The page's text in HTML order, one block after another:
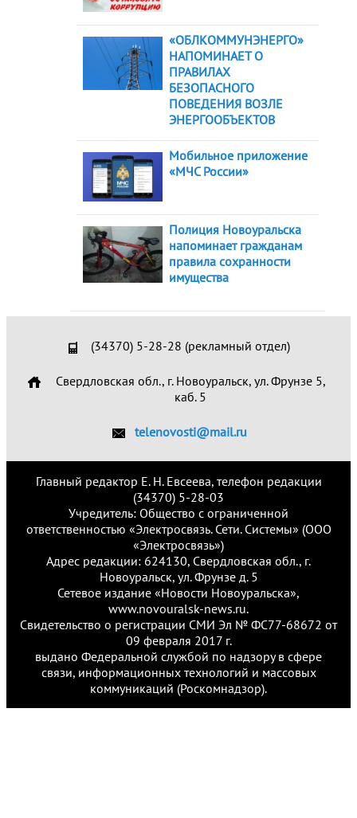
«ОБЛКОММУНЭНЕРГО»
НАПОМИНАЕТ О
ПРАВИЛАХ
БЕЗОПАСНОГО
ПОВЕДЕНИЯ ВОЗЛЕ
ЭНЕРГООБЪЕКТОВ
Мобильное приложение
«МЧС России»
Полиция Новоуральска
напоминает гражданам
правила сохранности
имущества
(34370) 5-28-28 (рекламный отдел)
Свердловская обл., г. Новоуральск, ул. Фрунзе 5,
каб. 5
telenovosti@mail.ru
Главный редактор Е. Н. Евсеева, телефон редакции
(34370) 5-28-03
Учредитель: Общество с ограниченной
ответственностью «Электросвязь. Сети. Системы» (ООО
«Электросвязь»)
Адрес редакции: 624130, Свердловская обл., г.
Новоуральск, ул. Фрунзе д. 5
Сетевое издание «Новости Новоуральска»,
www.novouralsk-news.ru.
Свидетельство о регистрации СМИ Эл № ФС77-68672 от
09 февраля 2017 г.
выдано Федеральной службой по надзору в сфере
связи, информационных технологий и массовых
коммуникаций (Роскомнадзор).